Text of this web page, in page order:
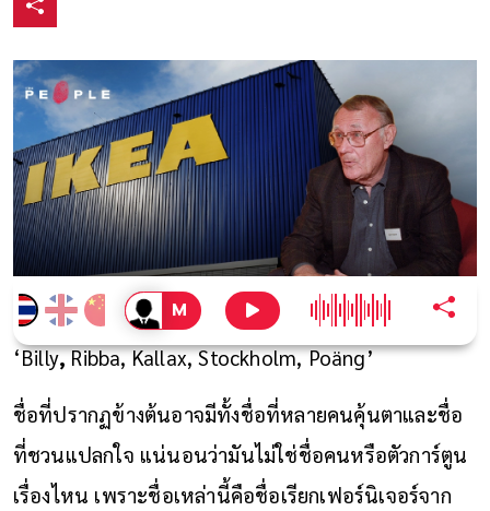
‘Billy,Ribba, Kallax, Stockholm, Poäng’
ชื่อที่ปรากฏข้างต้นอาจมีทั้งชื่อที่หลายคนคุ้นตาและชื่อ
ที่ชวนแปลกใจ แน่นอนว่ามันไม่ใช่ชื่อคนหรือตัวการ์ตูน
เรื่องไหน เพราะชื่อเหล่านี้คือชื่อเรียกเฟอร์นิเจอร์จาก